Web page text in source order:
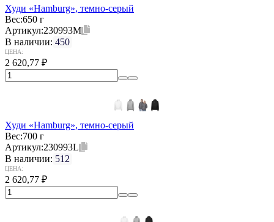
Худи «Hamburg», темно-серый
Вес:650 г
Артикул:230993M
В наличии: 450
ЦЕНА:
2 620,77 ₽
Худи «Hamburg», темно-серый
Вес:700 г
Артикул:230993L
В наличии: 512
ЦЕНА:
2 620,77 ₽